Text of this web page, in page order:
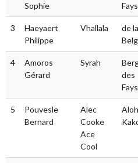
Sophie
Fays
3
Haeyaert
Philippe
Vhallala
de la
4
Amoros
Gérard
Syrah
des
Fays
5
Pouvesle
Bernard
Alec
Cooke
Ace
Cool